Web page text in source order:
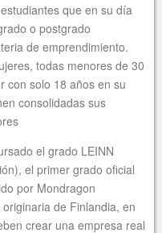
que en su día
o postgrado
de emprendimiento.
todas menores de 30
con solo 18 años en su
consolidadas sus
el grado LEINN
el primer grado oficial
por Mondragon
de Finlandia, en
crear una empresa real